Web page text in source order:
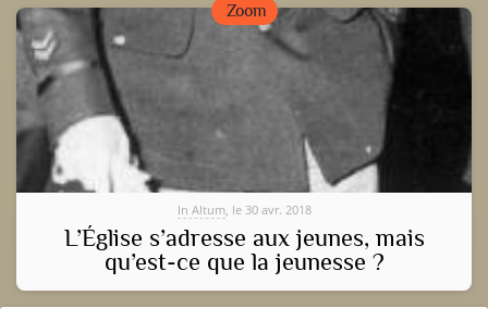
Zoom
In Altum, le 30 avr. 2018
L’Église s’adresse aux jeunes, mais
qu’est-ce que la jeunesse ?